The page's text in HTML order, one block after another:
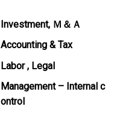
Investment, Ｍ＆Ａ
Accounting & Tax
Labor , Legal
Management – Internal c
ontrol